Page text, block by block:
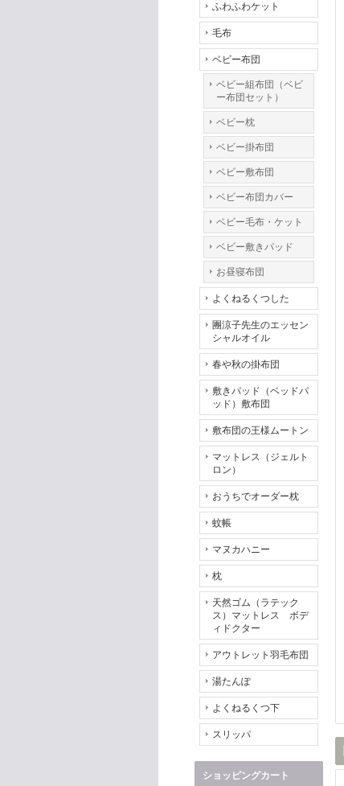
ふわふわケット
毛布
ベビー布団
ベビー組布団（ベビ
ー布団セット）
ベビー枕
ベビー掛布団
ベビー敷布団
ベビー布団カバー
ベビー毛布・ケット
ベビー敷きパッド
お昼寝布団
よくねるくつした
團涼子先生のエッセン
シャルオイル
春や秋の掛布団
敷きパッド（ベッドパ
ッド）敷布団
敷布団の王様ムートン
マットレス（ジェルト
ロン）
おうちでオーダー枕
蚊帳
マヌカハニー
枕
天然ゴム（ラテック
ス）マットレス ボデ
ィドクター
アウトレット羽毛布団
湯たんぽ
よくねるくつ下
スリッパ
ショッピングカート